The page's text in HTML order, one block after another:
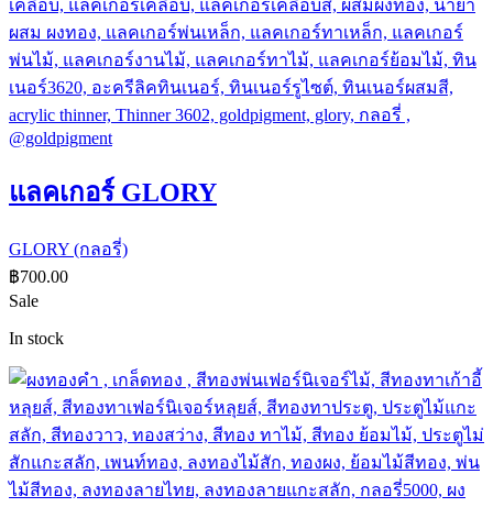
แลคเกอร์ GLORY
GLORY (กลอรี่)
฿700.00
Sale
In stock